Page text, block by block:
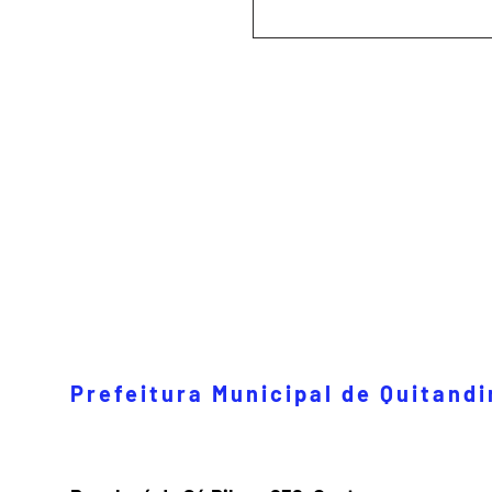
Prefeitura Municipal de